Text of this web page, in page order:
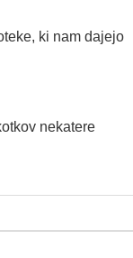
ki nam dajejo
nekatere